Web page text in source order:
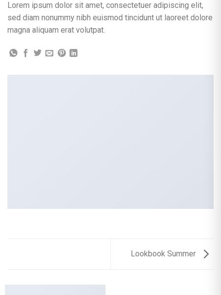
Lorem ipsum dolor sit amet, consectetuer adipiscing elit,
sed diam nonummy nibh euismod tincidunt ut laoreet dolore
magna aliquam erat volutpat.
Lookbook Summer